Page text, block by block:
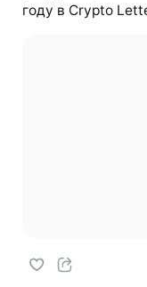
году в Crypto